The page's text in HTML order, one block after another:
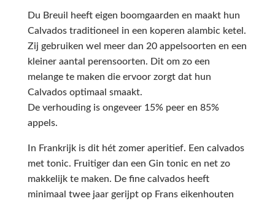
Du Breuil heeft eigen boomgaarden en maakt hun
Calvados traditioneel in een koperen alambic ketel.
Zij gebruiken wel meer dan 20 appelsoorten en een
kleiner aantal perensoorten. Dit om zo een
melange te maken die ervoor zorgt dat hun
Calvados optimaal smaakt.
De verhouding is ongeveer 15% peer en 85%
appels.
In Frankrijk is dit hét zomer aperitief. Een calvados
met tonic. Fruitiger dan een Gin tonic en net zo
makkelijk te maken. De fine calvados heeft
minimaal twee jaar gerijpt op Frans eikenhouten